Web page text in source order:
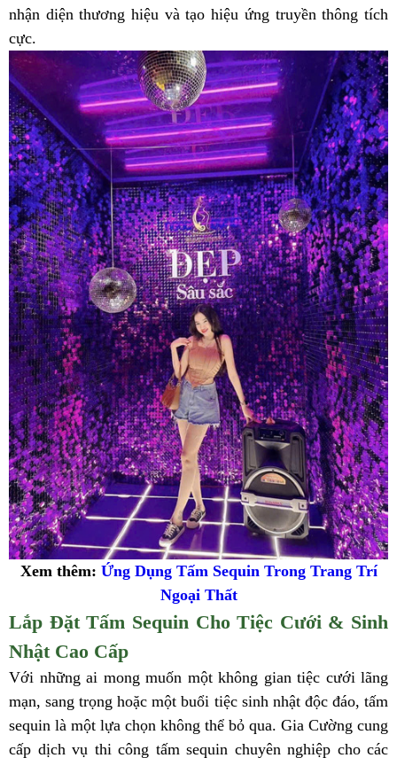
nhận diện thương hiệu và tạo hiệu ứng truyền thông tích
cực.
Xem thêm: Ứng Dụng Tấm Sequin Trong Trang Trí
Ngoại Thất
Lắp Đặt Tấm Sequin Cho Tiệc Cưới & Sinh
Nhật Cao Cấp
Với những ai mong muốn một không gian tiệc cưới lãng
mạn, sang trọng hoặc một buổi tiệc sinh nhật độc đáo, tấm
sequin là một lựa chọn không thể bỏ qua. Gia Cường cung
cấp dịch vụ thi công tấm sequin chuyên nghiệp cho các